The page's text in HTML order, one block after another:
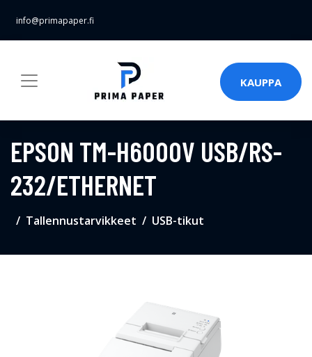
info@primapaper.fi
KAUPPA
EPSON TM-H6000V USB/RS-
232/ETHERNET
Tallennustarvikkeet USB-tikut